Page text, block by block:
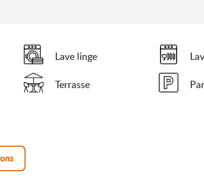
Lave linge
Terrasse